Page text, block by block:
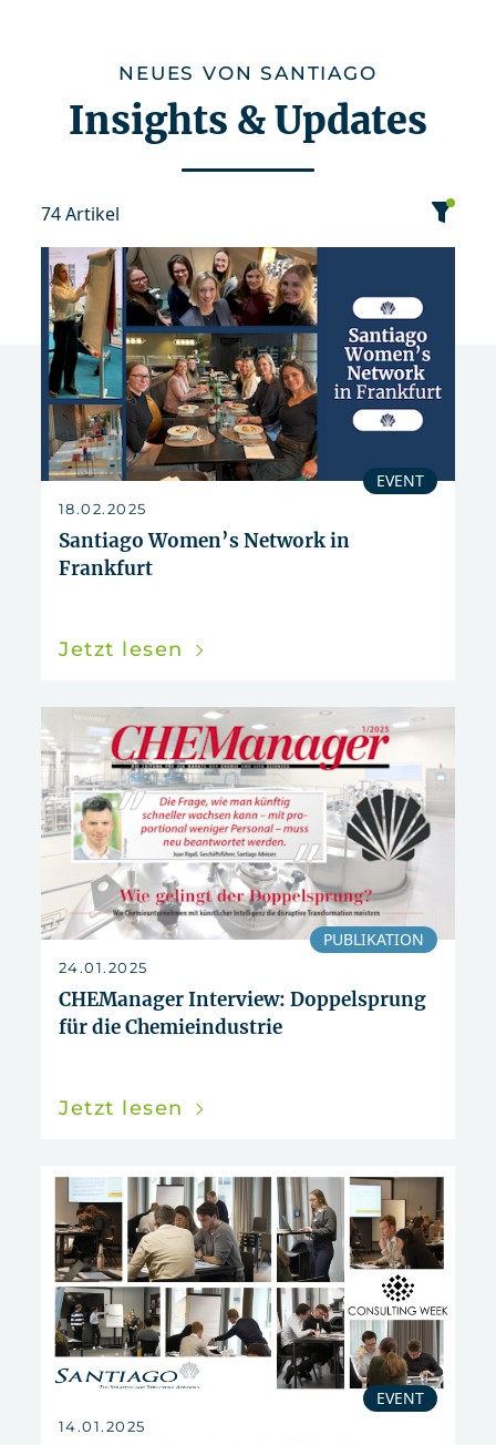
NEUES VON SANTIAGO
Insights & Updates
74 Artikel
Kategorie
Datum
Sortierung
Event Publikation
EVENT
18.02.2025
Santiago Women’s Network in
Frankfurt
Jetzt lesen
PUBLIKATION
24.01.2025
CHEManager Interview: Doppelsprung
für die Chemieindustrie
Jetzt lesen
EVENT
14.01.2025